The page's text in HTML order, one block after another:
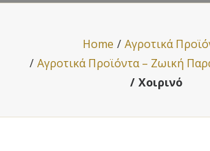
Home
Αγροτικά
Αγροτικά Προϊόντα – Ζωική
Χoιρινό